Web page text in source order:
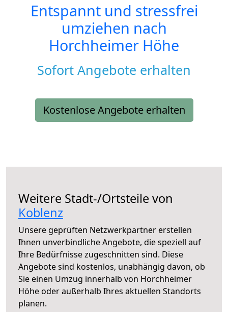
Entspannt und stressfrei
umziehen nach
Horchheimer Höhe
Sofort Angebote erhalten
Kostenlose Angebote erhalten
Weitere Stadt-/Ortsteile von
Koblenz
Unsere geprüften Netzwerkpartner erstellen
Ihnen unverbindliche Angebote, die speziell auf
Ihre Bedürfnisse zugeschnitten sind. Diese
Angebote sind kostenlos, unabhängig davon, ob
Sie einen Umzug innerhalb von Horchheimer
Höhe oder außerhalb Ihres aktuellen Standorts
planen.